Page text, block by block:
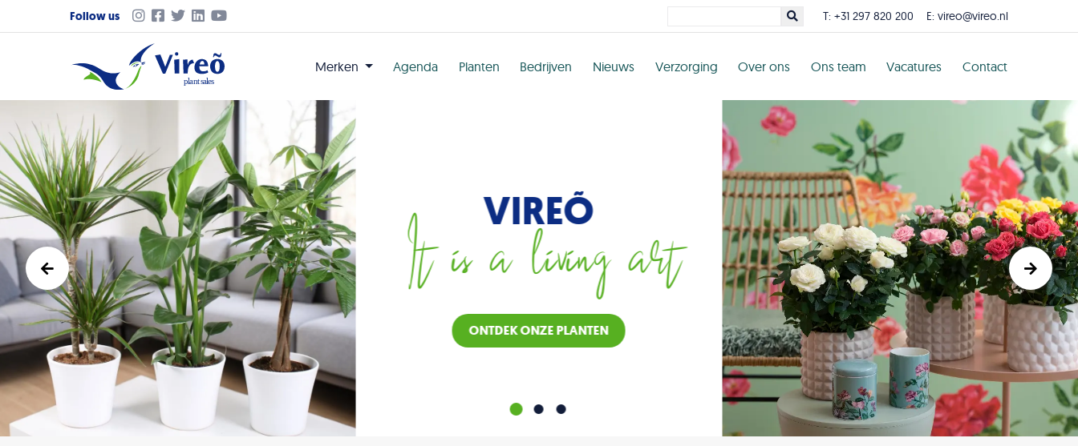
Follow us T: +31 297 820 200 E: vireo@vireo.nl
Merken Agenda Planten Bedrijven Nieuws Verzorging Over ons Ons team Vacatures Contact
VIREÕ
It is a living art
ONTDEK ONZE PLANTEN